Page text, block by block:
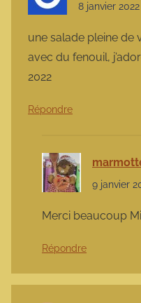
8 janvier
une salade pleine de
avec du fenouil,
2022
Répondre
9 janvier
Merci beaucoup
Répondre